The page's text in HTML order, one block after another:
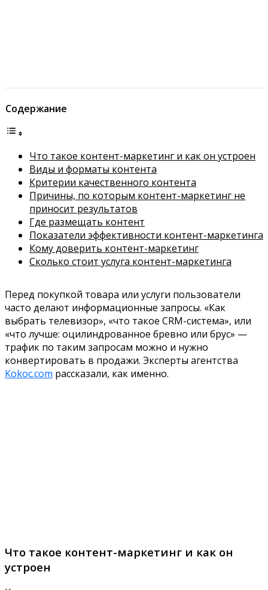
Содержание
Что такое контент-маркетинг и как он устроен
Виды и форматы контента
Критерии качественного контента
Причины, по которым контент-маркетинг не
приносит результатов
Где размещать контент
Показатели эффективности контент-маркетинга
Кому доверить контент-маркетинг
Сколько стоит услуга контент-маркетинга
Перед покупкой товара или услуги пользователи
часто делают информационные запросы. «Как
выбрать телевизор», «что такое CRM-система», или
«что лучше: оцилиндрованное бревно или брус» —
трафик по таким запросам можно и нужно
конвертировать в продажи. Эксперты агентства
Kokoc.com рассказали, как именно.
Что такое контент-маркетинг и как он
устроен